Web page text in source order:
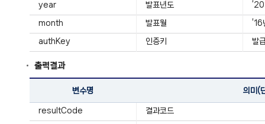
year 발표년도
month 발표월 ‘16
authKey 인증키 발
출력결과
변수명 의미(
resultCode 결과코드